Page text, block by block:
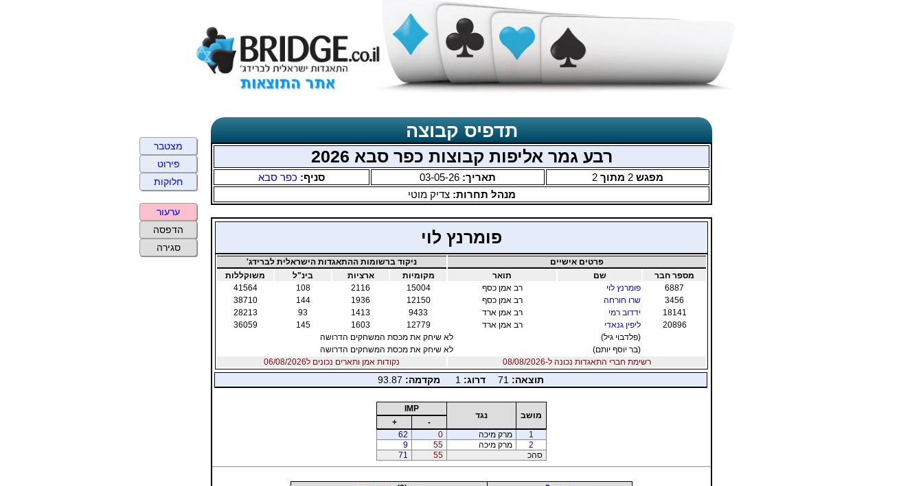
תדפיס קבוצה
רבע גמר אליפות קבוצות כפר סבא 2026
מפגש 2 מתוך 2 תאריך: 03-05-26 סניף: כפר סבא
מנהל תחרות:צדיק מוטי
פומרנץ לוי
פרטים אישיים
ניקוד ברשומות ההתאגדות הישראלית לברידג'
מספר חבר
שם תואר מקומיות ארציות בינ"ל
משוקללות
6887
פומרנץ לוי רב אמן כסף 15004
2116
108
41564
3456
שרו חורחה רב אמן כסף 12150
1936
144
38710
18141
ידדוב רמי רב אמן ארד 9433
1413
93
28213
20896
ליפין גנאדי רב אמן ארד 12779
1603
145
36059
(פלדבוי גיל)
לא שיחק את מכסת המשחקים הדרושה
(בר יוסף יותם)
לא שיחק את מכסת המשחקים הדרושה
רשימת חברי התאגדות נכונה ל-08/08/2026
נקודות אמן ותארים נכונים ל06/08/2026
תוצאה: 71 דרוג: 1 מקדמה: 93.87
מושב נגד
IMP
-
+
1
מרק מיכה 0
62
2
מרק מיכה 55
9
סהכ
55
71
מצטבר
פירוט
חלוקות
ערעור
הדפסה
סגירה